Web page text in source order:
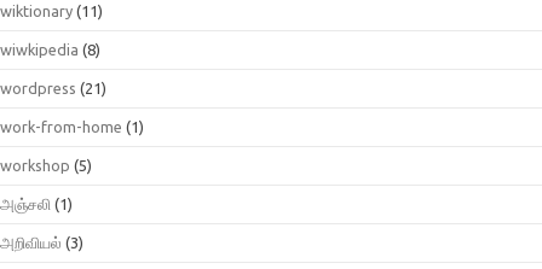
wiktionary (11)
wiwkipedia (8)
wordpress (21)
work-from-home (1)
workshop (5)
அஞ்சலி (1)
அறிவியல் (3)